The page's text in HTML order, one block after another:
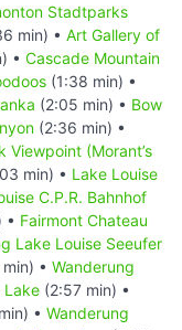
Stadtparks
min) • Art Gallery of
• Cascade Mountain
(1:38 min) •
(2:05 min) • Bow
(2:36 min) •
Viewpoint (Morant’s
min) • Lake Louise
C.P.R. Bahnhof
• Fairmont Chateau
Lake Louise Seeufer
• Wanderung
Lake (2:57 min) •
• Wanderung